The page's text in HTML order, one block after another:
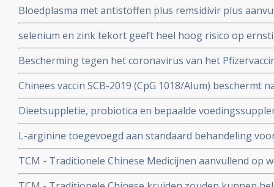
coronavirus - Covid-19
Bloedplasma met antistoffen plus remsidivir plus
en aspirine moet president Donald Trump redden van
selenium en zink tekort geeft heel hoog risico op
aan het coronavirus - Covid-19. Blijkt uit nieuw
Bescherming tegen het coronavirus van het
minder. Na 5 maanden is slechts nog 47 procent
Chinees vaccin SCB-2019 (CpG 1018/Alum) beschermt
ziekenhuisopname en overlijden bij alle bekende
Covid-19 blijkt uit SPECTRA fase III studie
Dieetsuppletie, probiotica en bepaalde
of als aanvullende of alleenstaande behandeling van
coronavirus - SARS-CoV-2 - geeft interessante
studies
L-arginine toegevoegd aan standaard behandeling
ernstige ziekte door coronavirus - Covid-19 verbetert
ziekenhuisverblijf met
TCM - Traditionele Chinese Medicijnen aanvullend op
bij patienten met milde tot matige COVID-19 -